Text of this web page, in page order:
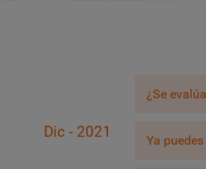
Dic - 2021
¿Se